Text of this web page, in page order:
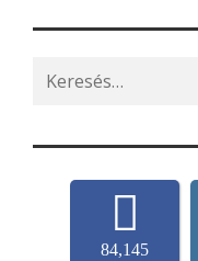
Search
for:
84,145